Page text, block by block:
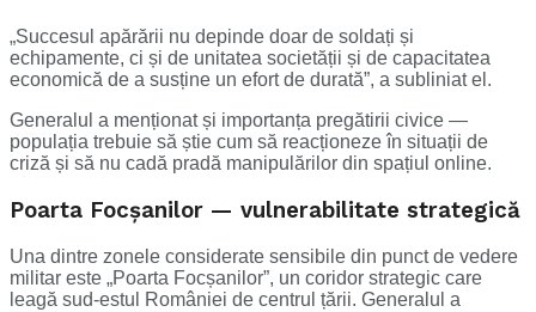
„Succesul apărării nu depinde doar de soldați și
echipamente, ci și de unitatea societății și de capacitatea
economică de a susține un efort de durată”, a subliniat el.
Generalul a menționat și importanța pregătirii civice —
populația trebuie să știe cum să reacționeze în situații de
criză și să nu cadă pradă manipulărilor din spațiul online.
Poarta Focșanilor — vulnerabilitate strategică
Una dintre zonele considerate sensibile din punct de vedere
militar este „Poarta Focșanilor”, un coridor strategic care
leagă sud-estul României de centrul țării. Generalul a